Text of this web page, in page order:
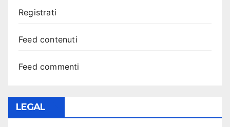
Registrati
Feed contenuti
Feed commenti
LEGAL